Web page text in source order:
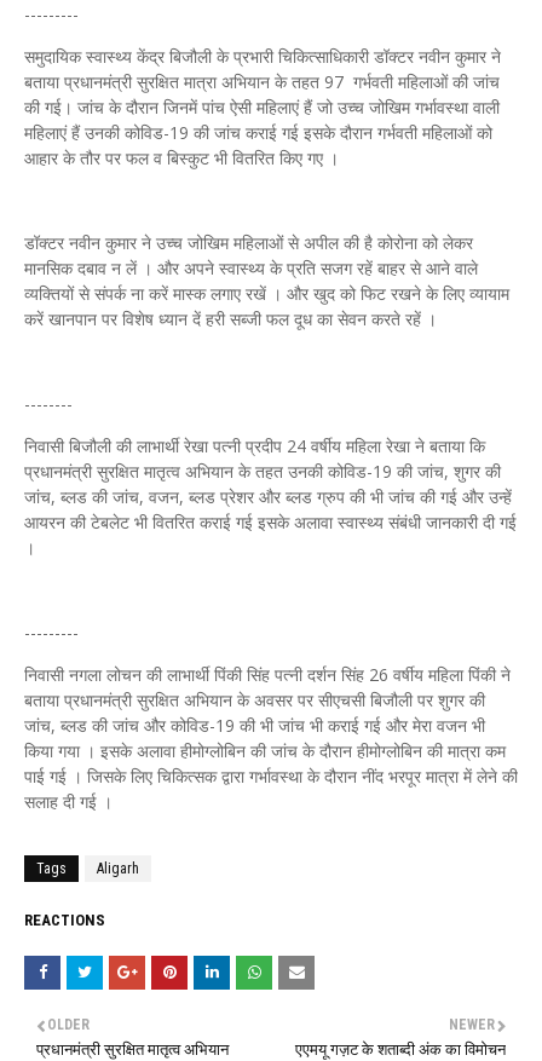
---------
समुदायिक स्वास्थ्य केंद्र बिजौली के प्रभारी चिकित्साधिकारी डॉक्टर नवीन कुमार ने
बताया प्रधानमंत्री सुरक्षित मात्रा अभियान के तहत 97 गर्भवती महिलाओं की जांच
की गई। जांच के दौरान जिनमें पांच ऐसी महिलाएं हैं जो उच्च जोखिम गर्भावस्था वाली
महिलाएं हैं उनकी कोविड-19 की जांच कराई गई इसके दौरान गर्भवती महिलाओं को
आहार के तौर पर फल व बिस्कुट भी वितरित किए गए ।
डॉक्टर नवीन कुमार ने उच्च जोखिम महिलाओं से अपील की है कोरोना को लेकर
मानसिक दबाव न लें । और अपने स्वास्थ्य के प्रति सजग रहें बाहर से आने वाले
व्यक्तियों से संपर्क ना करें मास्क लगाए रखें । और खुद को फिट रखने के लिए व्यायाम
करें खानपान पर विशेष ध्यान दें हरी सब्जी फल दूध का सेवन करते रहें ।
--------
निवासी बिजौली की लाभार्थी रेखा पत्नी प्रदीप 24 वर्षीय महिला रेखा ने बताया कि
प्रधानमंत्री सुरक्षित मातृत्व अभियान के तहत उनकी कोविड-19 की जांच, शुगर की
जांच, ब्लड की जांच, वजन, ब्लड प्रेशर और ब्लड ग्रुप की भी जांच की गई और उन्हें
आयरन की टेबलेट भी वितरित कराई गई इसके अलावा स्वास्थ्य संबंधी जानकारी दी गई
।
---------
निवासी नगला लोचन की लाभार्थी पिंकी सिंह पत्नी दर्शन सिंह 26 वर्षीय महिला पिंकी ने
बताया प्रधानमंत्री सुरक्षित अभियान के अवसर पर सीएचसी बिजौली पर शुगर की
जांच, ब्लड की जांच और कोविड-19 की भी जांच भी कराई गई और मेरा वजन भी
किया गया । इसके अलावा हीमोग्लोबिन की जांच के दौरान हीमोग्लोबिन की मात्रा कम
पाई गई । जिसके लिए चिकित्सक द्वारा गर्भावस्था के दौरान नींद भरपूर मात्रा में लेने की
सलाह दी गई ।
Tags Aligarh
REACTIONS
NEWER
एएमयू गज़ट के शताब्दी अंक का विमोचन
OLDER
प्रधानमंत्री सुरक्षित मातृत्व अभियान